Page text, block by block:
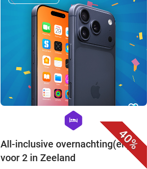
40%
favorite_border
hexagon
hotel
All-inclusive overnachting(en)
voor 2 in Zeeland